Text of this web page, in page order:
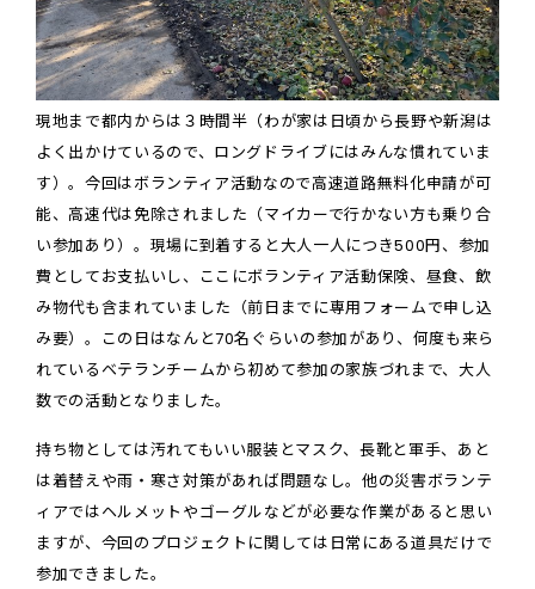
現地まで都内からは３時間半（わが家は日頃から長野や新潟は
よく出かけているので、ロングドライブにはみんな慣れていま
す）。今回はボランティア活動なので高速道路無料化申請が可
能、高速代は免除されました（マイカーで行かない方も乗り合
い参加あり）。現場に到着すると大人一人につき500円、参加
費としてお支払いし、ここにボランティア活動保険、昼食、飲
み物代も含まれていました（前日までに専用フォームで申し込
み要）。この日はなんと70名ぐらいの参加があり、何度も来ら
れているベテランチームから初めて参加の家族づれまで、大人
数での活動となりました。
持ち物としては汚れてもいい服装とマスク、長靴と軍手、あと
は着替えや雨・寒さ対策があれば問題なし。他の災害ボランテ
ィアではヘルメットやゴーグルなどが必要な作業があると思い
ますが、今回のプロジェクトに関しては日常にある道具だけで
参加できました。